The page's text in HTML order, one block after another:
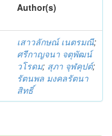
Author(s)
เสาวลักษณ์ เนตรมณี;
ศรีกาญจนา จตุพัฒน์
วโรดม; สุภา จุฬคุปต์;
รัตนพล มงคลรัตนา
สิทธิ์